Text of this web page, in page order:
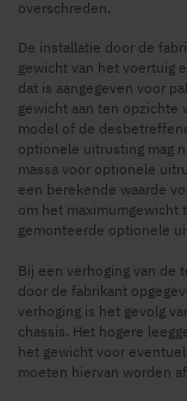
overschreden.
De installatie door de
gewicht van het voertuig
dat is aangegeven voor
gewicht aan ten opzichte
model of de
optionele uitrusting mag
massa voor optionele
een berekende waarde
om het maximumgewicht
gemonteerde optionele
Bij een verhoging van de
door de fabrikant
verhoging is het gevolg
chassis. Het hogere
het gewicht voor
moeten hiervan worden